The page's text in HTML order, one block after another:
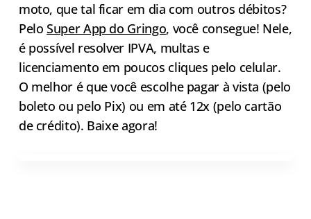
moto, que tal ficar em dia com outros débitos?
PeloSuper App do Gringo, você consegue! Nele,
é possível resolver IPVA, multas e
licenciamento em poucos cliques pelo celular.
O melhor é que você escolhe pagar à vista (pelo
boleto ou pelo Pix) ou em até 12x (pelo cartão
de crédito). Baixe agora!